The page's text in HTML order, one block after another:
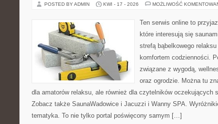
POSTED BY ADMIN KWI - 17 - 2026 MOŻLIWOŚĆ
Ten serwis online to
które interesują się
strefą bąbelkowego
komfortem codzienności.
związane z wygodą,
oraz ogrodzie. Można tu
dla amatorów relaksu, ale również dla czytelników oczekujących
Zobacz także SaunaWadowice i Jacuzzi i Wanny SPA.
tematyka. To nie tylko portal poświęcony samym […]